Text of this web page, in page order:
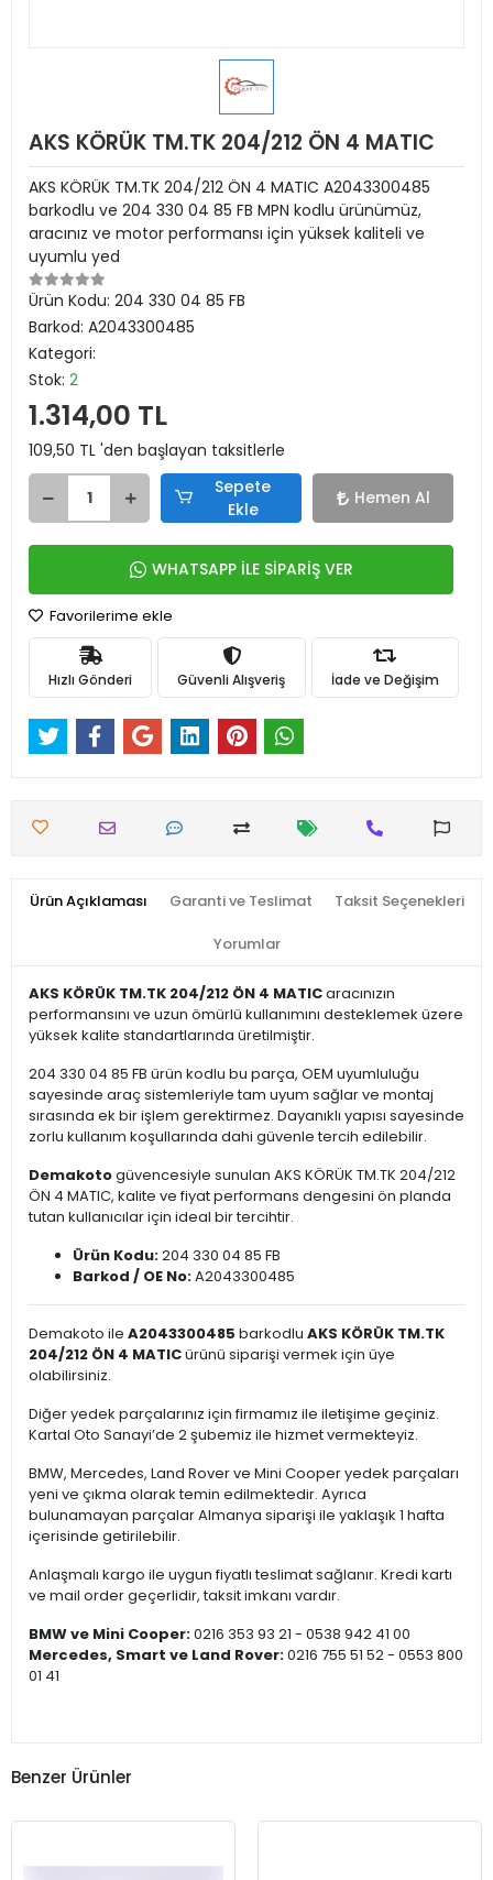
AKS KÖRÜK TM.TK 204/212 ÖN 4 MATIC
AKS KÖRÜK TM.TK 204/212 ÖN 4 MATIC A2043300485
barkodlu ve 204 330 04 85 FB MPN kodlu ürünümüz,
aracınız ve motor performansı için yüksek kaliteli ve
uyumlu yed
Ürün Kodu: 204 330 04 85 FB
Barkod: A2043300485
Kategori:
Stok: 2
1.314,00 TL
109,50 TL 'den başlayan taksitlerle
Sepete
Ekle
Hemen Al
WHATSAPP İLE SİPARİŞ VER
Favorilerime ekle
Hızlı Gönderi Güvenli Alışveriş İade ve Değişim
Ürün Açıklaması Garanti ve Teslimat Taksit Seçenekleri
Yorumlar
AKS KÖRÜK TM.TK 204/212 ÖN 4 MATICaracınızın
performansını ve uzun ömürlü kullanımını desteklemek üzere
yüksek kalite standartlarında üretilmiştir.
204 330 04 85 FB ürün kodlu bu parça, OEM uyumluluğu
sayesinde araç sistemleriyle tam uyum sağlar ve montaj
sırasında ek bir işlem gerektirmez. Dayanıklı yapısı sayesinde
zorlu kullanım koşullarında dahi güvenle tercih edilebilir.
Demakotogüvencesiyle sunulan AKS KÖRÜK TM.TK 204/212
ÖN 4 MATIC, kalite ve fiyat performans dengesini ön planda
tutan kullanıcılar için ideal bir tercihtir.
Ürün Kodu:204 330 04 85 FB
Barkod / OE No:A2043300485
Demakoto ile A2043300485 barkodlu AKS KÖRÜK TM.TK
204/212 ÖN 4 MATICürünü siparişi vermek için üye
olabilirsiniz.
Diğer yedek parçalarınız için firmamız ile iletişime geçiniz.
Kartal Oto Sanayi’de 2 şubemiz ile hizmet vermekteyiz.
BMW, Mercedes, Land Rover ve Mini Cooper yedek parçaları
yeni ve çıkma olarak temin edilmektedir. Ayrıca
bulunamayan parçalar Almanya siparişi ile yaklaşık 1 hafta
içerisinde getirilebilir.
Anlaşmalı kargo ile uygun fiyatlı teslimat sağlanır. Kredi kartı
ve mail order geçerlidir, taksit imkanı vardır.
BMW ve Mini Cooper:0216 353 93 21 - 0538 942 41 00
Mercedes, Smart ve Land Rover:0216 755 51 52 - 0553 800
01 41
Benzer Ürünler